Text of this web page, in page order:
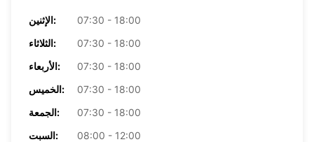
الإثنين:
07:30 - 18:00
الثلاثاء:
07:30 - 18:00
الأربعاء:
07:30 - 18:00
الخميس:
07:30 - 18:00
الجمعة:
07:30 - 18:00
السبت:
08:00 - 12:00